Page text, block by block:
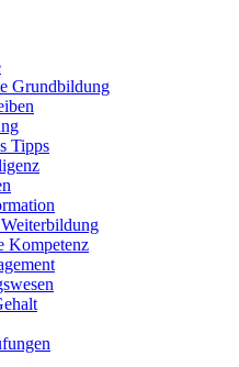
Grundbildung
Tipps
Kompetenz